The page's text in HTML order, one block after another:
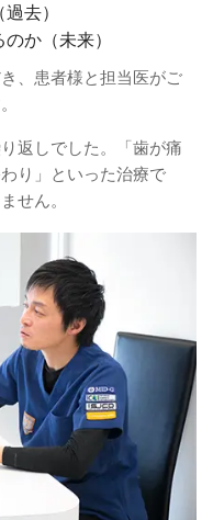
去）
か（未来）
、患者様と担当医がご
返しでした。「歯が痛
り」といった治療で
せん。